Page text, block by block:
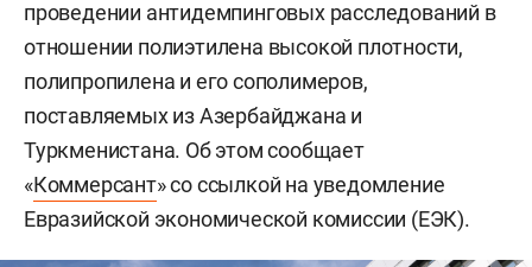
проведении антидемпинговых расследований в
отношении полиэтилена высокой плотности,
полипропилена и его сополимеров,
поставляемых из Азербайджана и
Туркменистана. Об этом сообщает
«Коммерсант» со ссылкой на уведомление
Евразийской экономической комиссии (ЕЭК).